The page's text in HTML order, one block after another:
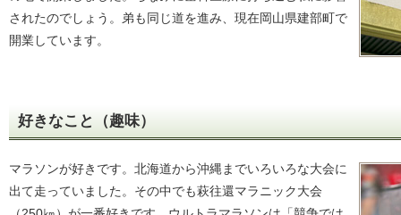
されたのでしょう。弟も同じ道を進み、現在岡山県建部町で
開業しています。
好きなこと（趣味）
マラソンが好きです。北海道から沖縄までいろいろな大会に
出て走っていました。その中でも萩往還マラニック大会